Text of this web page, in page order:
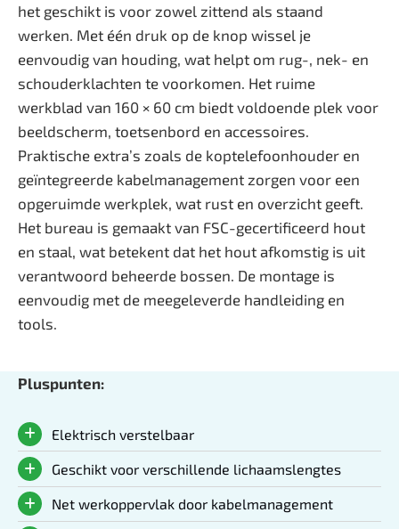
het geschikt is voor zowel zittend als staand
werken. Met één druk op de knop wissel je
eenvoudig van houding, wat helpt om rug-, nek- en
schouderklachten te voorkomen. Het ruime
werkblad van 160 × 60 cm biedt voldoende plek voor
beeldscherm, toetsenbord en accessoires.
Praktische extra’s zoals de koptelefoonhouder en
geïntegreerde kabelmanagement zorgen voor een
opgeruimde werkplek, wat rust en overzicht geeft.
Het bureau is gemaakt van FSC-gecertificeerd hout
en staal, wat betekent dat het hout afkomstig is uit
verantwoord beheerde bossen. De montage is
eenvoudig met de meegeleverde handleiding en
tools.
Pluspunten:
Elektrisch verstelbaar
Geschikt voor verschillende lichaamslengtes
Net werkoppervlak door kabelmanagement